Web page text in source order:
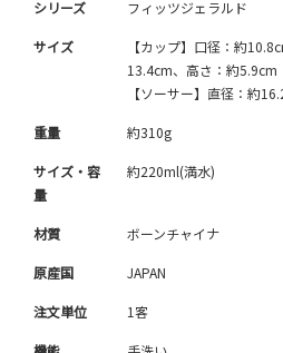
シリーズ フィッツジェラルド
サイズ
【カップ】口径：約
13.4cm、高さ：約5.9cm
【ソーサー】直径：約
重量 約310g
サイズ・容
量
約220ml(満水)
材質 ボーンチャイナ
原産国 JAPAN
注文単位 1客